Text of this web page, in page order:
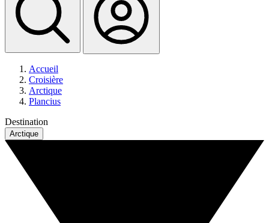
Accueil
Croisière
Arctique
Plancius
Destination
Arctique